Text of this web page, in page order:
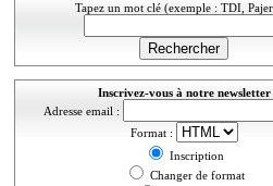
Tapez un mot clé (exemple : TDI,
Inscrivez-vous à notre newsletter
Adresse email :
Format :
Inscription
Changer de format